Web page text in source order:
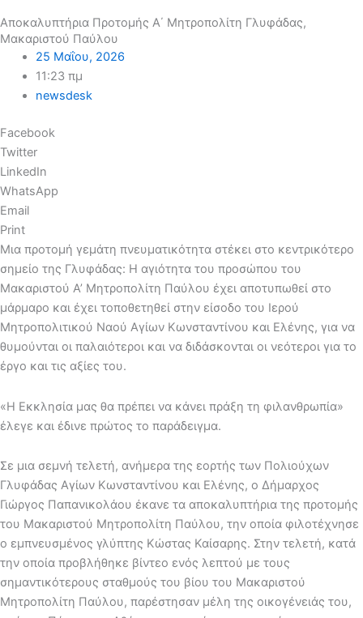
Αποκαλυπτήρια Προτομής Α΄ Μητροπολίτη Γλυφάδας,
Μακαριστού Παύλου
25 Μαΐου, 2026
11:23 πμ
newsdesk
Facebook
Twitter
LinkedIn
WhatsApp
Email
Print
Μια προτομή γεμάτη πνευματικότητα στέκει στο κεντρικότερο
σημείο της Γλυφάδας: Η αγιότητα του προσώπου του
Μακαριστού Α’ Μητροπολίτη Παύλου έχει αποτυπωθεί στο
μάρμαρο και έχει τοποθετηθεί στην είσοδο του Ιερού
Μητροπολιτικού Ναού Αγίων Κωνσταντίνου και Ελένης, για να
θυμούνται οι παλαιότεροι και να διδάσκονται οι νεότεροι για το
έργο και τις αξίες του.
«Η Εκκλησία μας θα πρέπει να κάνει πράξη τη φιλανθρωπία»
έλεγε και έδινε πρώτος το παράδειγμα.
Σε μια σεμνή τελετή, ανήμερα της εορτής των Πολιούχων
Γλυφάδας Αγίων Κωνσταντίνου και Ελένης, ο Δήμαρχος
Γιώργος Παπανικολάου έκανε τα αποκαλυπτήρια της προτομής
του Μακαριστού Μητροπολίτη Παύλου, την οποία φιλοτέχνησε
ο εμπνευσμένος γλύπτης Κώστας Καίσαρης. Στην τελετή, κατά
την οποία προβλήθηκε βίντεο ενός λεπτού με τους
σημαντικότερους σταθμούς του βίου του Μακαριστού
Μητροπολίτη Παύλου, παρέστησαν μέλη της οικογένειάς του,